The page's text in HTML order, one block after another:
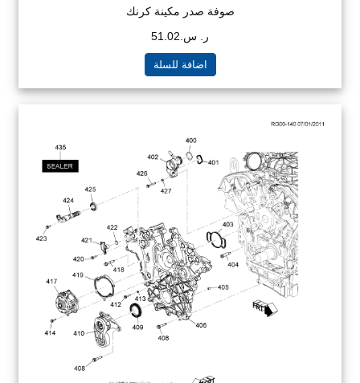
صوفة صدر مكينة كرنك
ر. س.51.02
اضافة للسلة